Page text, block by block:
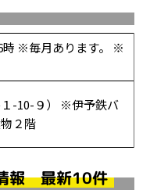
※毎月あります。 ※
-10-９） ※伊予鉄バ
２階
報 最新10件